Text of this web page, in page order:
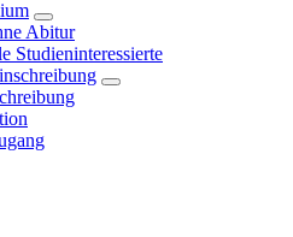
Abitur
Studieninteressierte